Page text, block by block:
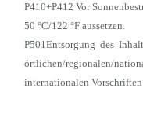
P410+P412 Vor
50 °C/122 °F aussetzen.
P501Entsorgung des
örtlichen/regionalen/
internationalen Vorschriften